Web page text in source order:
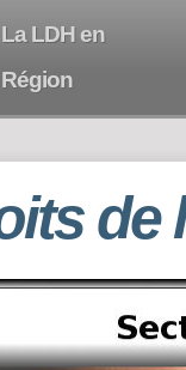
La LDH en
Région
de